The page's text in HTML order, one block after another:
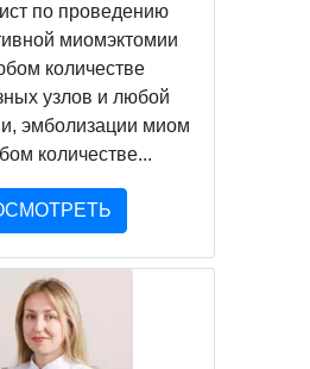
по проведению
миомэктомии
количестве
узлов и любой
эмболизации миом
количестве...